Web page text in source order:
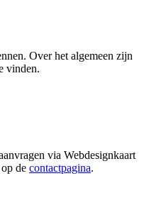
Over het algemeen zijn
vinden.
via Webdesignkaart
de contactpagina.